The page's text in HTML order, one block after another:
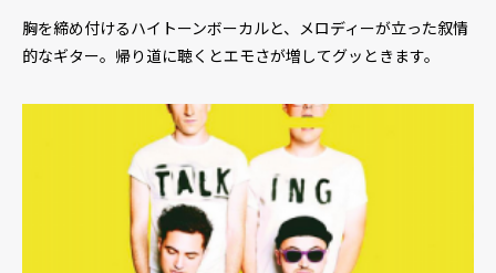
胸を締め付けるハイトーンボーカルと、メロディーが立った叙情
的なギター。帰り道に聴くとエモさが増してグッときます。